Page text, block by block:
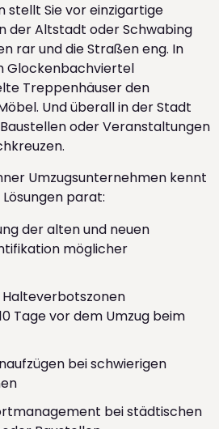
stellt Sie vor einzigartige
der Altstadt oder Schwabing
rar und die Straßen eng. In
Glockenbachviertel
Treppenhäuser den
Und überall in der Stadt
oder Veranstaltungen
Umzugsunternehmen kennt
parat:
der alten und neuen
möglicher
Tage vor dem Umzug beim
bei schwierigen
bei städtischen